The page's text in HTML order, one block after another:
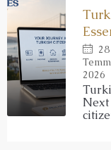
28
2026
Next